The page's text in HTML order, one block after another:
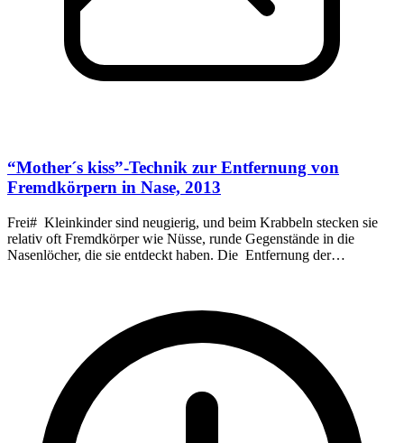
“Mother´s kiss”-Technik zur Entfernung von
Fremdkörpern in Nase, 2013
Frei# Kleinkinder sind neugierig, und beim Krabbeln stecken sie
relativ oft Fremdkörper wie Nüsse, runde Gegenstände in die
Nasenlöcher, die sie entdeckt haben. Die Entfernung der